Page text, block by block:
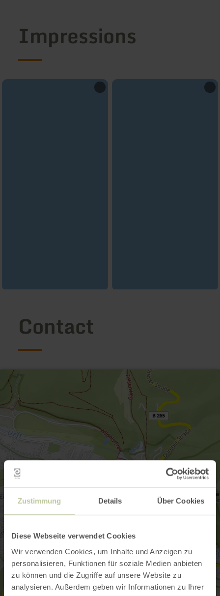
Zustimmung Details Über Cookies
Diese Webseite verwendet Cookies
Wir verwenden Cookies, um Inhalte und Anzeigen zu
personalisieren, Funktionen für soziale Medien anbieten
zu können und die Zugriffe auf unsere Website zu
analysieren. Außerdem geben wir Informationen zu Ihrer
Impressions
Contact